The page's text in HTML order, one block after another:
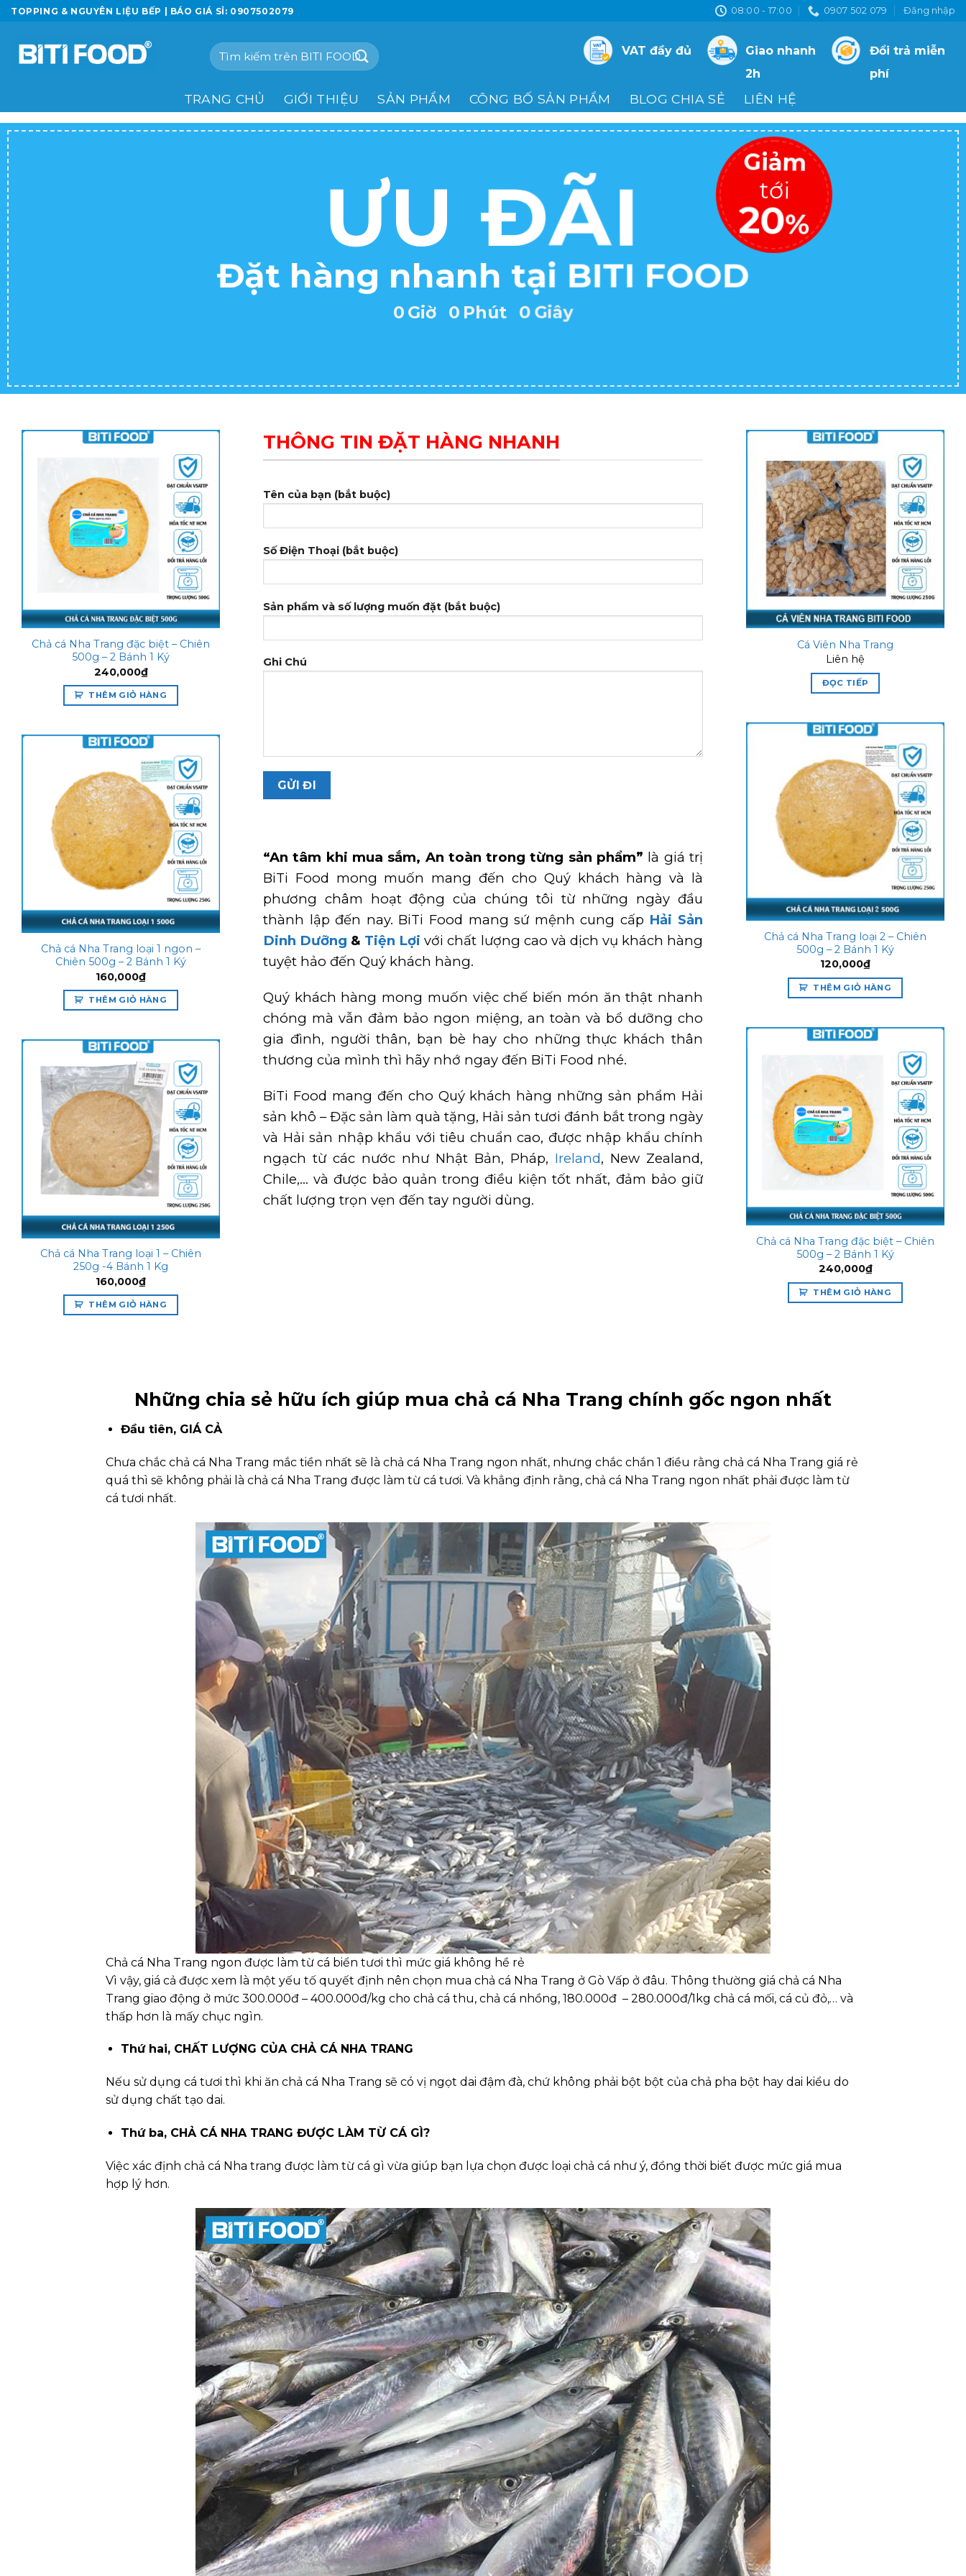
Chuyển
đến
dung
TOPPING & NGUYÊN LIỆU BẾP | BÁO GIÁ SỈ: 0907502079 08:00 - 17:00 0907 502 079 Đăng nhập
Tìm
kiếm:
VAT đầy đủ
Giao nhanh
2h
Đổi trả miễn
phí
TRANG CHỦ GIỚI THIỆU SẢN PHẨM CÔNG BỐ SẢN PHẨM BLOG CHIA SẺ LIÊN HỆ
Giảm
tới
20%
ƯU ĐÃI
Đặt hàng nhanh tại BITI FOOD
0 Giờ 0 Phút 0 Giây
Add to
wishlist
Chả cá Nha Trang đặc biệt – Chiên
500g – 2 Bánh 1 Ký
240,000₫
THÊM GIỎ HÀNG
Add to
wishlist
Chả cá Nha Trang loại 1 ngon –
Chiên 500g – 2 Bánh 1 Ký
160,000₫
THÊM GIỎ HÀNG
Add to
wishlist
Chả cá Nha Trang loại 1 – Chiên
250g -4 Bánh 1 Kg
160,000₫
THÊM GIỎ HÀNG
THÔNG TIN ĐẶT HÀNG NHANH
Tên của bạn (bắt buộc)
Số Điện Thoại (bắt buộc)
Sản phẩm và số lượng muốn đặt (bắt buộc)
Ghi Chú
“An tâm khi mua sắm, An toàn trong từng sản phẩm” là giá trị
BiTi Food mong muốn mang đến cho Quý khách hàng và là
phương châm hoạt động của chúng tôi từ những ngày đầu
thành lập đến nay. BiTi Food mang sứ mệnh cung cấp Hải Sản
Dinh Dưỡng & Tiện Lợi với chất lượng cao và dịch vụ khách hàng
tuyệt hảo đến Quý khách hàng.
Quý khách hàng mong muốn việc chế biến món ăn thật nhanh
chóng mà vẫn đảm bảo ngon miệng, an toàn và bổ dưỡng cho
gia đình, người thân, bạn bè hay cho những thực khách thân
thương của mình thì hãy nhớ ngay đến BiTi Food nhé.
BiTi Food mang đến cho Quý khách hàng những sản phẩm Hải
sản khô – Đặc sản làm quà tặng, Hải sản tươi đánh bắt trong ngày
và Hải sản nhập khẩu với tiêu chuẩn cao, được nhập khẩu chính
ngạch từ các nước như Nhật Bản, Pháp, Ireland, New Zealand,
Chile,… và được bảo quản trong điều kiện tốt nhất, đảm bảo giữ
chất lượng trọn vẹn đến tay người dùng.
Add to
wishlist
Cá Viên Nha Trang
Liên hệ
ĐỌC TIẾP
Add to
wishlist
Chả cá Nha Trang loại 2 – Chiên
500g – 2 Bánh 1 Ký
120,000₫
THÊM GIỎ HÀNG
Add to
wishlist
Chả cá Nha Trang đặc biệt – Chiên
500g – 2 Bánh 1 Ký
240,000₫
THÊM GIỎ HÀNG
Những chia sẻ hữu ích giúp mua chả cá Nha Trang chính gốc ngon nhất
Đầu tiên, GIÁ CẢ
Chưa chắc chả cá Nha Trang mắc tiền nhất sẽ là chả cá Nha Trang ngon nhất, nhưng chắc chắn 1 điều rằng chả cá Nha Trang giá rẻ
quá thì sẽ không phải là chả cá Nha Trang được làm từ cá tươi. Và khẳng định rằng, chả cá Nha Trang ngon nhất phải được làm từ
cá tươi nhất.
Chả cá Nha Trang ngon được làm từ cá biển tươi thì mức giá không hề rẻ
Vì vậy, giá cả được xem là một yếu tố quyết định nên chọn mua chả cá Nha Trang ở Gò Vấp ở đâu. Thông thường giá chả cá Nha
Trang giao động ở mức 300.000đ – 400.000đ/kg cho chả cá thu, chả cá nhồng, 180.000đ – 280.000đ/1kg chả cá mối, cá củ đỏ,… và
thấp hơn là mấy chục ngìn.
Thứ hai, CHẤT LƯỢNG CỦA CHẢ CÁ NHA TRANG
Nếu sử dụng cá tươi thì khi ăn chả cá Nha Trang sẽ có vị ngọt dai đậm đà, chứ không phải bột bột của chả pha bột hay dai kiểu do
sử dụng chất tạo dai.
Thứ ba, CHẢ CÁ NHA TRANG ĐƯỢC LÀM TỪ CÁ GÌ?
Việc xác định chả cá Nha trang được làm từ cá gì vừa giúp bạn lựa chọn được loại chả cá như ý, đồng thời biết được mức giá mua
hợp lý hơn.